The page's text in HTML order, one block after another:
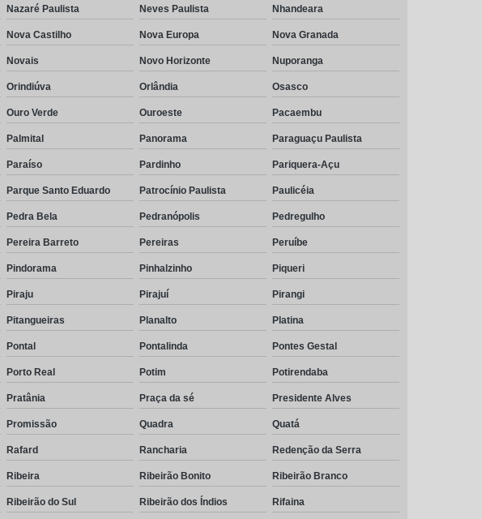
Nazaré Paulista Neves Paulista Nhandeara
Nova Castilho Nova Europa Nova Granada
Novais Novo Horizonte Nuporanga
Orindiúva Orlândia Osasco
Ouro Verde Ouroeste Pacaembu
Palmital Panorama Paraguaçu Paulista
Paraíso Pardinho Pariquera-Açu
Parque Santo Eduardo Patrocínio Paulista Paulicéia
Pedra Bela Pedranópolis Pedregulho
Pereira Barreto Pereiras Peruíbe
Pindorama Pinhalzinho Piqueri
Piraju Pirajuí Pirangi
Pitangueiras Planalto Platina
Pontal Pontalinda Pontes Gestal
Porto Real Potim Potirendaba
Pratânia Praça da sé Presidente Alves
Promissão Quadra Quatá
Rafard Rancharia Redenção da Serra
Ribeira Ribeirão Bonito Ribeirão Branco
Ribeirão do Sul Ribeirão dos Índios Rifaina